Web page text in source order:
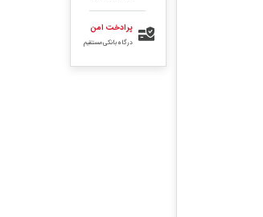
پرادخت امن
درگاه بانکی مستقیم